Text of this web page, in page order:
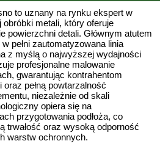
to uznany na rynku ekspert w
metali, który oferuje
powierzchni detali. Głównym atutem
pełni zautomatyzowana linia
z myślą o najwyższej wydajności
profesjonalne malowanie
gwarantując kontrahentom
oraz pełną powtarzalność
niezależnie od skali
opiera się na
przygotowania podłoża, co
trwałość oraz wysoką odporność
warstw ochronnych.